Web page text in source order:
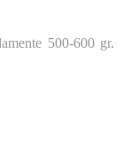
500-600 gr.